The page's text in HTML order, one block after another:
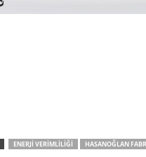
ENERJI VERIMLILIĞI HASANOĞLAN